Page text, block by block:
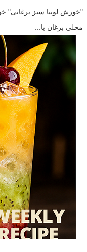
"خورش لوبیا سبز برغانی"
محلی برغان با...